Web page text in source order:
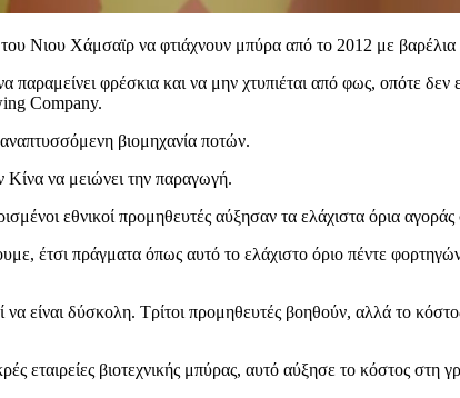
Νιου Χάμσαϊρ να φτιάχνουν μπύρα από το 2012 με βαρέλια
φρέσκια και να μην χτυπιέται από φως, οπότε
Company.
βιομηχανία ποτών.
Κίνα να μειώνει την παραγωγή.
εθνικοί προμηθευτές αύξησαν τα ελάχιστα όρια
έτσι πράγματα όπως αυτό το ελάχιστο όριο πέντε
είναι δύσκολη. Τρίτοι προμηθευτές βοηθούν, αλλά το
εταιρείες βιοτεχνικής μπύρας, αυτό αύξησε το κόστος